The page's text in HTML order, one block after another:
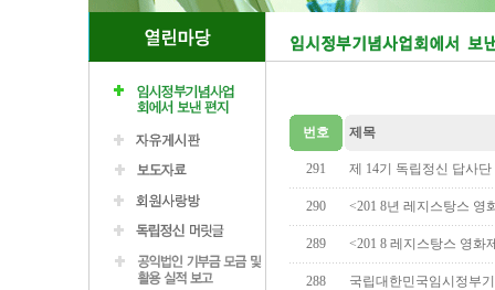
번호 제목
291 제 14기 독립정신 답사
290 <201 8년 레지스탕스 영
289 <201 8 레지스탕스 영화
288 국립대한민국임시정부